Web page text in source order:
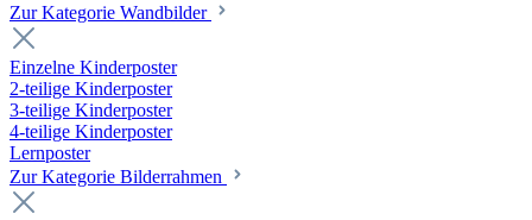
Zur Kategorie Wandbilder
Einzelne Kinderposter
2-teilige Kinderposter
3-teilige Kinderposter
4-teilige Kinderposter
Lernposter
Zur Kategorie Bilderrahmen